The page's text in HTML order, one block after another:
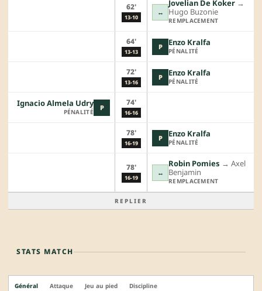
62'
13-10
↔
Jovelian De Koker →︎
Hugo Buzonie
REMPLACEMENT
64'
13-13
P Enzo Kralfa
PÉNALITÉ
72'
13-16
P Enzo Kralfa
PÉNALITÉ
P
Ignacio Almela Udry
PÉNALITÉ
74'
16-16
78'
16-19
P Enzo Kralfa
PÉNALITÉ
78'
16-19
↔
Robin Pomies →︎ Axel
Benjamin
REMPLACEMENT
REPLIER
STATS MATCH
Général Attaque Jeu au pied Discipline